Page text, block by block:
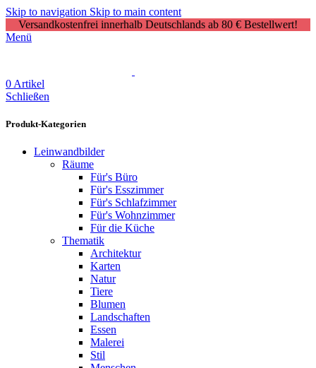
Skip to navigation Skip to main content
Versandkostenfrei innerhalb Deutschlands ab 80 € Bestellwert!
Menü
0 Artikel
Schließen
Produkt-Kategorien
Leinwandbilder
Räume
Für's Büro
Für's Esszimmer
Für's Schlafzimmer
Für's Wohnzimmer
Für die Küche
Thematik
Architektur
Karten
Natur
Tiere
Blumen
Landschaften
Essen
Malerei
Stil